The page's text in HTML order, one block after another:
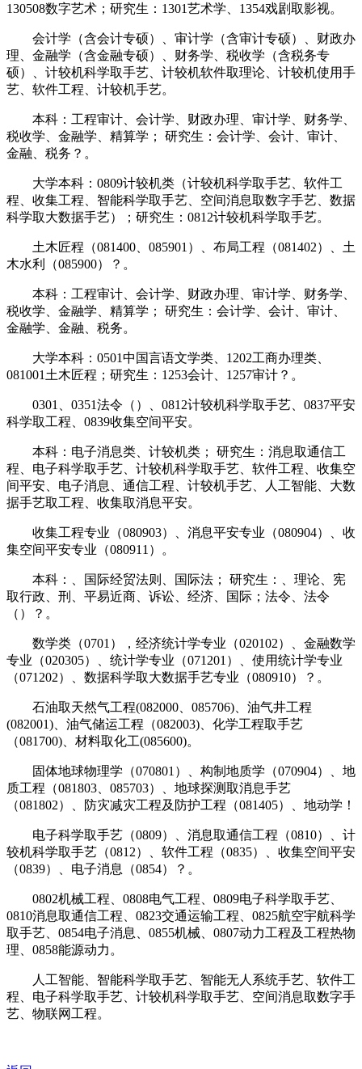
130508数字艺术；研究生：1301艺术学、1354戏剧取影视。
会计学（含会计专硕）、审计学（含审计专硕）、财政办
理、金融学（含金融专硕）、财务学、税收学（含税务专
硕）、计较机科学取手艺、计较机软件取理论、计较机使用手
艺、软件工程、计较机手艺。
本科：工程审计、会计学、财政办理、审计学、财务学、
税收学、金融学、精算学； 研究生：会计学、会计、审计、
金融、税务？。
大学本科：0809计较机类（计较机科学取手艺、软件工
程、收集工程、智能科学取手艺、空间消息取数字手艺、数据
科学取大数据手艺）；研究生：0812计较机科学取手艺。
土木匠程（081400、085901）、布局工程（081402）、土
木水利（085900）？。
本科：工程审计、会计学、财政办理、审计学、财务学、
税收学、金融学、精算学； 研究生：会计学、会计、审计、
金融学、金融、税务。
大学本科：0501中国言语文学类、1202工商办理类、
081001土木匠程；研究生：1253会计、1257审计？。
0301、0351法令（）、0812计较机科学取手艺、0837平安
科学取工程、0839收集空间平安。
本科：电子消息类、计较机类； 研究生：消息取通信工
程、电子科学取手艺、计较机科学取手艺、软件工程、收集空
间平安、电子消息、通信工程、计较机手艺、人工智能、大数
据手艺取工程、收集取消息平安。
收集工程专业（080903）、消息平安专业（080904）、收
集空间平安专业（080911）。
本科：、国际经贸法则、国际法； 研究生：、理论、宪
取行政、刑、平易近商、诉讼、经济、国际；法令、法令
（）？。
数学类（0701），经济统计学专业（020102）、金融数学
专业（020305）、统计学专业（071201）、使用统计学专业
（071202）、数据科学取大数据手艺专业（080910）？。
石油取天然气工程(082000、085706)、油气井工程
(082001)、油气储运工程（082003)、化学工程取手艺
（081700)、材料取化工(085600)。
固体地球物理学（070801）、构制地质学（070904）、地
质工程（081803、085703）、地球探测取消息手艺
（081802）、防灾减灾工程及防护工程（081405）、地动学！
电子科学取手艺（0809）、消息取通信工程（0810）、计
较机科学取手艺（0812）、软件工程（0835）、收集空间平安
（0839）、电子消息（0854）？。
0802机械工程、0808电气工程、0809电子科学取手艺、
0810消息取通信工程、0823交通运输工程、0825航空宇航科学
取手艺、0854电子消息、0855机械、0807动力工程及工程热物
理、0858能源动力。
人工智能、智能科学取手艺、智能无人系统手艺、软件工
程、电子科学取手艺、计较机科学取手艺、空间消息取数字手
艺、物联网工程。